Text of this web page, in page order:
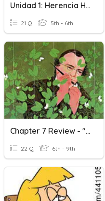
Unidad 1: Herencia Hispana
21 Q 5th - 6th
Chapter 7 Review - "Mendelian Genetics"
22 Q 6th - 9th